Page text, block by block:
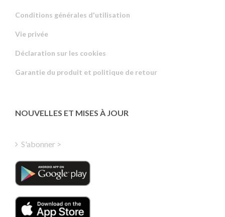
Conditions générales d'utilisation
Vie privée
Déclaration sur les cookies
Garantie du produit et politique de retour
NOUVELLES ET MISES À JOUR
S'abonner >